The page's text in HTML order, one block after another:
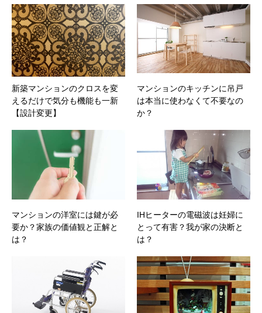
新築マンションのクロスを変
えるだけで気分も機能も一新
【設計変更】
マンションのキッチンに吊戸
は本当に使わなくて不要なの
か？
マンションの洋室には鍵が必
要か？家族の価値観と正解と
は？
IHヒーターの電磁波は妊婦に
とって有害？我が家の決断と
は？